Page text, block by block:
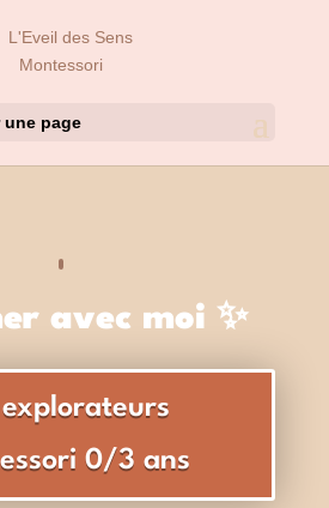
page
avec moi ✨
explorateurs
0/3 ans